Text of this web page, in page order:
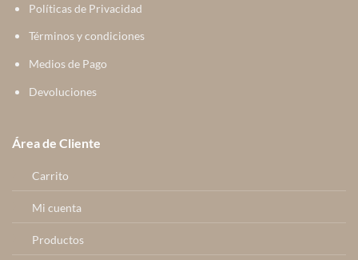
Políticas de Privacidad
Términos y condiciones
Medios de Pago
Devoluciones
Área de Cliente
Carrito
Mi cuenta
Productos